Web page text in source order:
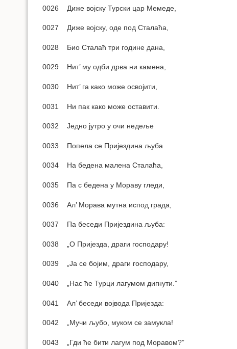
0026 Диже војску Турски цар Мемеде,
0027 Диже војску, оде под Сталаћа,
0028 Био Сталаћ три године дана,
0029 Нит’ му одби дрва ни камена,
0030 Нит’ га како може освојити,
0031 Ни пак како може оставити.
0032 Једно јутро у очи недеље
0033 Попела се Пријездина љуба
0034 На бедена малена Сталаћа,
0035 Па с бедена у Мораву гледи,
0036 Ал’ Морава мутна испод града,
0037 Па беседи Пријездина љуба:
0038 „О Пријезда, драги господару!
0039 „Ја се бојим, драги господару,
0040 „Нас ће Турци лагумом дигнути.”
0041 Ал’ беседи војвода Пријезда:
0042 „Мучи љубо, муком се замукла!
0043 „Гди ће бити лагум под Моравом?”